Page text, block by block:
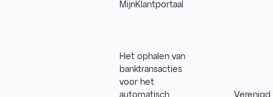
MijnKlantportaal
Het ophalen van
banktransacties
voor het
automatisch
Verenigd